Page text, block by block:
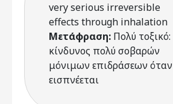
very serious irreversible
effects through inhalation
Μετάφραση: Πολύ τοξικό:
κίνδυνος πολύ σοβαρών
μόνιμων επιδράσεων όταν
εισπνέεται